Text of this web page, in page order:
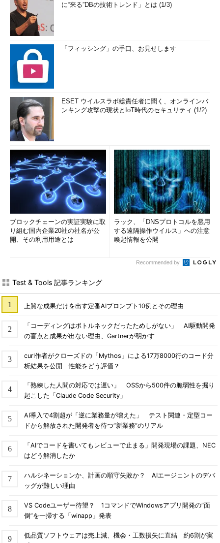
に“来る”DBの技術トレンド」とは (1/3)
「フィッシング」の手口、お見せします
ESET ウイルスラボ総責任者に聞く、オンラインバ
ンキング攻撃の現状とIoT時代のセキュリティ (1/2)
ブロックチェーンの実証実験に取
り組む国内企業20社の社名が公
開、その利用用途とは
ラック、「DNSプロトコルを悪用
する遠隔操作ウイルス」への注意
喚起情報を公開
Recommended by
Test & Tools 記事ランキング
上質な成果だけを出す定番AIプロンプト10例とその理由
「コーディングはボトルネックだったためしがない」 AI駆動開発
の盲点と成果が出ない理由、Gartnerが明かす
curl作者がクローズドの「Mythos」による17万8000行のコード分
析結果を公開 性能をどう評価？
「熟練した人間の対応では遅い」 OSSから500件の脆弱性を掘り
起こした「Claude Code Security」
AI導入で4割超が「逆に業務量が増えた」 テスト関連・定型コー
ドから解放された開発者を待つ“新業務”のリアル
「AIでコードを書いてもレビューで止まる」開発現場の課題、NEC
はどう解消したか
ハルシネーションか、計画の順守失敗か？ AIエージェントのデバ
ッグが難しい理由
VS Codeユーザー待望？ 1コマンドでWindowsアプリ開発の“面
倒”を一掃する「winapp」発表
低品質ソフトウェアは売上減、機会・工数損失に直結 約6割が実